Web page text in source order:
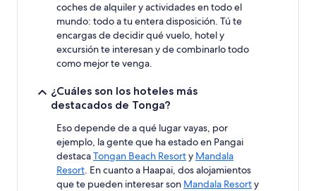
coches de alquiler y actividades en todo el
mundo: todo a tu entera disposición. Tú te
encargas de decidir qué vuelo, hotel y
excursión te interesan y de combinarlo todo
como mejor te venga.
¿Cuáles son los hoteles más
destacados de Tonga?
Eso depende de a qué lugar vayas, por
ejemplo, la gente que ha estado en Pangai
destacaTongan Beach Resorty Mandala
Resort. En cuanto a Haapai, dos alojamientos
que te pueden interesar son Mandala Resorty